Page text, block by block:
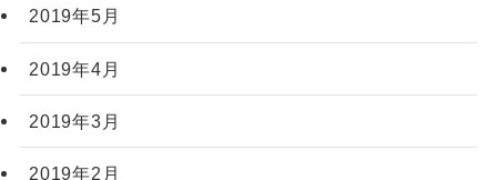
2019年5月
2019年4月
2019年3月
2019年2月